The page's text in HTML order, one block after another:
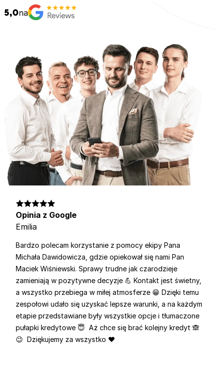
5,0na
Opinia z Google
Emilia
Bardzo polecam korzystanie z pomocy ekipy Pana
Michała Dawidowicza, gdzie opiekował się nami Pan
Maciek Wiśniewski. Sprawy trudne jak czarodzieje
zamieniają w pozytywne decyzje 💪 Kontakt jest świetny,
a wszystko przebiega w miłej atmosferze 😁 Dzięki temu
zespołowi udało się uzyskać lepsze warunki, a na każdym
etapie przedstawiane były wszystkie opcje i tłumaczone
pułapki kredytowe 😇 Aż chce się brać kolejny kredyt 🙈
😉 Dziękujemy za wszystko ♥️